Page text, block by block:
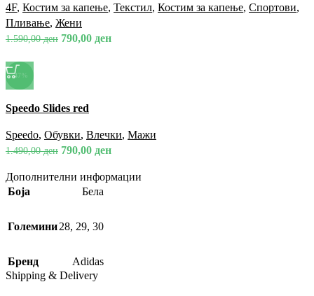
4F, Костим за капење, Текстил, Костим за капење, Спортови,
Пливање, Жени
1.590,00ден 790,00 ден
-47%
Брз преглед
Speedo Slides red
Speedo, Обувки, Влечки, Мажи
1.490,00ден 790,00 ден
Дополнителни информации
Боја
Бела
Големини28, 29, 30
Бренд
Adidas
Shipping & Delivery